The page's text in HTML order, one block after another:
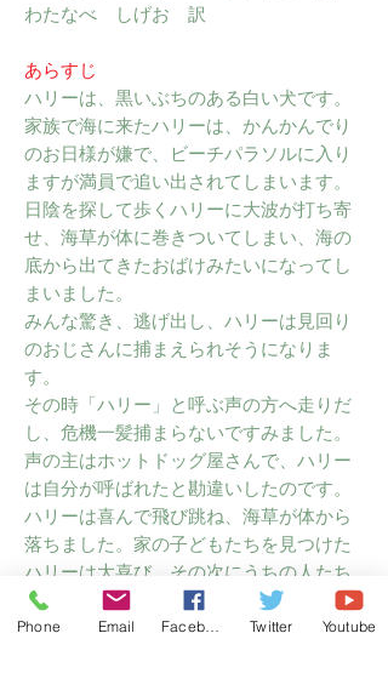
わたなべ しげお 訳
あらすじ
ハリーは、黒いぶちのある白い犬です。
家族で海に来たハリーは、かんかんでり
のお日様が嫌で、ビーチパラソルに入り
ますが満員で追い出されてしまいます。
日陰を探して歩くハリーに大波が打ち寄
せ、海草が体に巻きついてしまい、海の
底から出てきたおばけみたいになってし
まいました。
みんな驚き、逃げ出し、ハリーは見回り
のおじさんに捕まえられそうになりま
す。
その時「ハリー」と呼ぶ声の方へ走りだ
し、危機一髪捕まらないですみました。
声の主はホットドッグ屋さんで、ハリー
は自分が呼ばれたと勘違いしたのです。
ハリーは喜んで飛び跳ね、海草が体から
落ちました。家の子どもたちを見つけた
ハリーは大喜び。その次にうちの人たち
が海に行った時には、ハリーと同じ模様
のビーチパラソルを持っていきました。
Phone Email Twitter Youtube